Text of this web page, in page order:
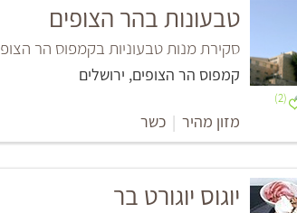
(2)
טבעונות בהר הצופים
סקירת מנות טבעוניות בקמפוס הר
קמפוס הר הצופים, ירושלים
מזון מהיר | כשר
יוגוס יוגורט בר